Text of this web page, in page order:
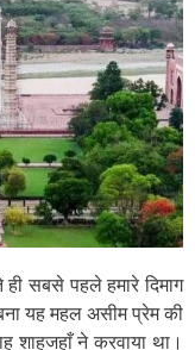
सबसे पहले हमारे दिमाग
यह महल असीम प्रेम की
शाहजहाँ ने करवाया था।